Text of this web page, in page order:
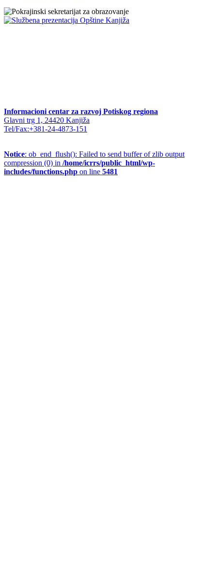
Informacioni centar za razvoj Potiskog regiona
Glavni trg 1, 24420 Kanjiža
Tel/Fax:+381-24-4873-151
Notice: ob_end_flush(): Failed to send buffer of zlib output
compression (0) in /home/icrrs/public_html/wp-
includes/functions.php on line 5481